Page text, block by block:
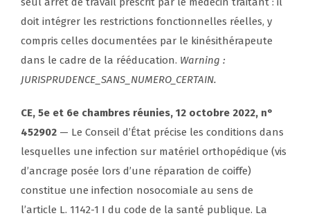
doit intégrer les restrictions fonctionnelles réelles, y
compris celles documentées par le kinésithérapeute
dans le cadre de la rééducation. Warning :
JURISPRUDENCE_SANS_NUMERO_CERTAIN.
CE, 5e et 6e chambres réunies, 12 octobre 2022, n°
452902 — Le Conseil d’État précise les conditions dans
lesquelles une infection sur matériel orthopédique (vis
d’ancrage posée lors d’une réparation de coiffe)
constitue une infection nosocomiale au sens de
l’article L. 1142-1 I du code de la santé publique. La